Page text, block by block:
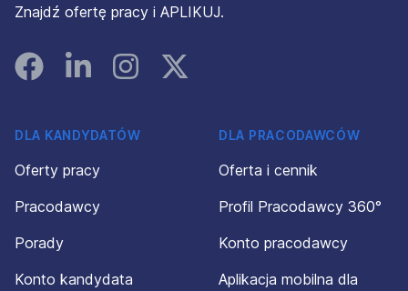
Znajdź ofertę pracy i APLIKUJ.
FacebookLinked InInstagramInstagram
DLA KANDYDATÓW
Oferty pracy
Pracodawcy
Porady
Konto kandydata
DLA PRACODAWCÓW
Oferta i cennik
Profil Pracodawcy 360°
Konto pracodawcy
Aplikacja mobilna dla